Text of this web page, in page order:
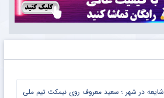
شایعه در شهر ؛ سعید معروف روی نیمکت تیم ملی